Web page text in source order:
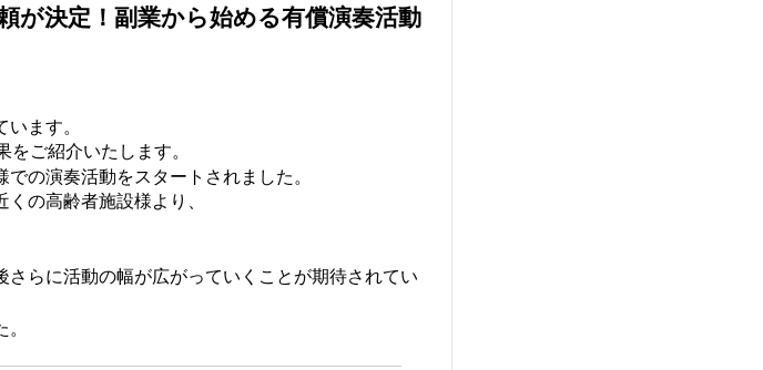
が決定！副業から始める有償演奏活動
ます。
ご紹介いたします。
の演奏活動をスタートされました。
の高齢者施設様より、
らに活動の幅が広がっていくことが期待されてい